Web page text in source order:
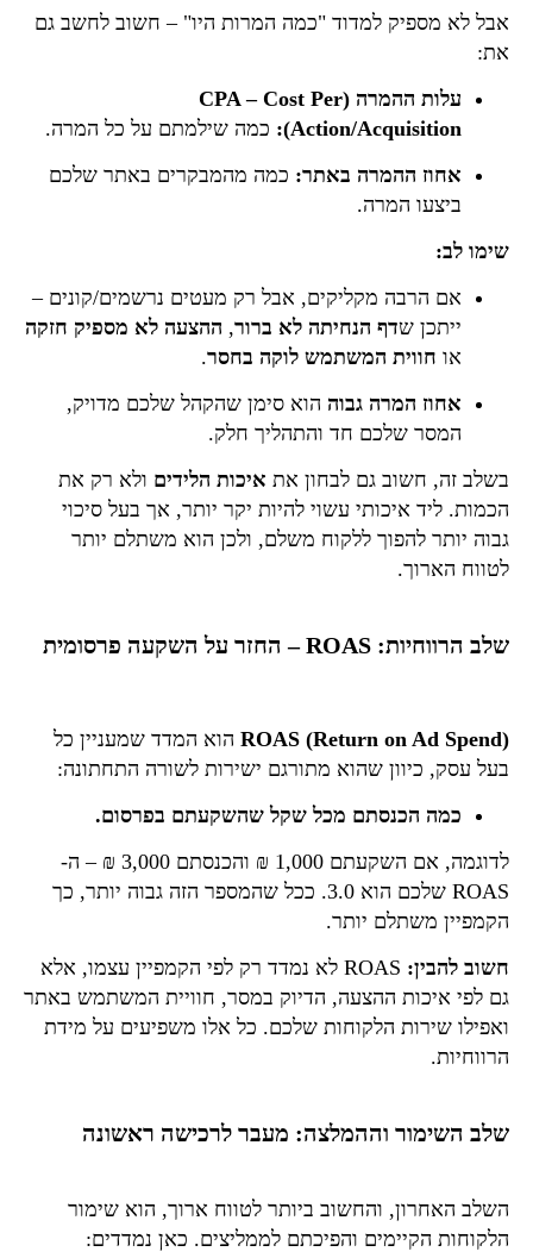
אבל לא מספיק למדוד "כמה המרות היו" – חשוב לחשב גם
את:
עלות ההמרה (CPA – Cost Per
Action/Acquisition):
כמה שילמתם על כל המרה.
אחוז ההמרה באתר: כמה מהמבקרים באתר שלכם
ביצעו המרה.
שימו לב:
אם הרבה מקליקים, אבל רק מעטים נרשמים/קונים –
ייתכן שדף הנחיתה לא ברור, ההצעה לא מספיק חזקה
או חווית המשתמש לוקה בחסר.
אחוז המרה גבוה הוא סימן שהקהל שלכם מדויק,
המסר שלכם חד והתהליך חלק.
בשלב זה, חשוב גם לבחון את איכות הלידים ולא רק את
הכמות. ליד איכותי עשוי להיות יקר יותר, אך בעל סיכוי
גבוה יותר להפוך ללקוח משלם, ולכן הוא משתלם יותר
לטווח הארוך.
שלב הרווחיות: ROAS – החזר על השקעה פרסומית
ROAS (Return on Ad Spend) הוא המדד שמעניין כל
בעל עסק, כיוון שהוא מתורגם ישירות לשורה התחתונה:
כמה הכנסתם מכל שקל שהשקעתם בפרסום.
לדוגמה, אם השקעתם 1,000 ₪ והכנסתם 3,000 ₪ – ה-
ROAS שלכם הוא 3.0. ככל שהמספר הזה גבוה יותר, כך
הקמפיין משתלם יותר.
חשוב להבין:
ROAS לא נמדד רק לפי הקמפיין עצמו, אלא
גם לפי איכות ההצעה, הדיוק במסר, חוויית המשתמש באתר
ואפילו שירות הלקוחות שלכם. כל אלו משפיעים על מידת
הרווחיות.
שלב השימור וההמלצה: מעבר לרכישה ראשונה
השלב האחרון, והחשוב ביותר לטווח ארוך, הוא שימור
הלקוחות הקיימים והפיכתם לממליצים. כאן נמדדים: